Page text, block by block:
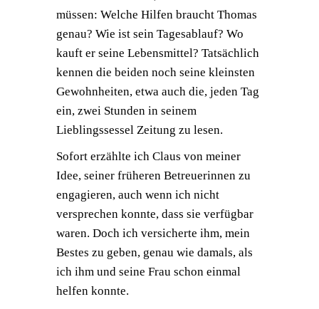
müssen: Welche Hilfen braucht Thomas
genau? Wie ist sein Tagesablauf? Wo
kauft er seine Lebensmittel? Tatsächlich
kennen die beiden noch seine kleinsten
Gewohnheiten, etwa auch die, jeden Tag
ein, zwei Stunden in seinem
Lieblingssessel Zeitung zu lesen.
Sofort erzählte ich Claus von meiner
Idee, seiner früheren Betreuerinnen zu
engagieren, auch wenn ich nicht
versprechen konnte, dass sie verfügbar
waren. Doch ich versicherte ihm, mein
Bestes zu geben, genau wie damals, als
ich ihm und seine Frau schon einmal
helfen konnte.